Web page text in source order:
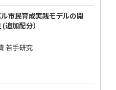
市民育成実践モデルの開
加配分）
若手研究